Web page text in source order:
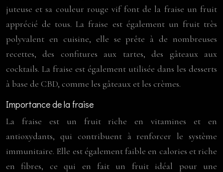
juteuse et sa couleur rouge vif font de la fraise un fruit
apprécié de tous. La fraise est également un fruit très
polyvalent en cuisine, elle se prête à de nombreuses
recettes, des confitures aux tartes, des gâteaux aux
cocktails. La fraise est également utilisée dans les desserts
à base de CBD, comme les gâteaux et les crèmes.
Importance de la fraise
La fraise est un fruit riche en vitamines et en
antioxydants, qui contribuent à renforcer le système
immunitaire. Elle est également faible en calories et riche
en fibres, ce qui en fait un fruit idéal pour une